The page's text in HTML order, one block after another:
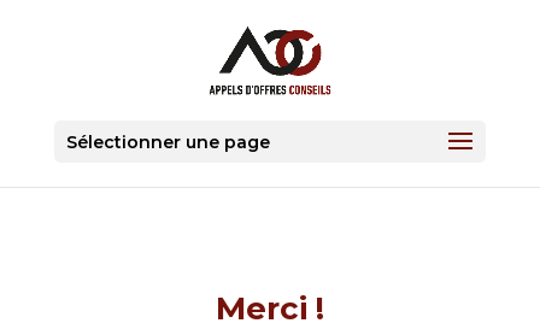
Sélectionner une page
Merci !